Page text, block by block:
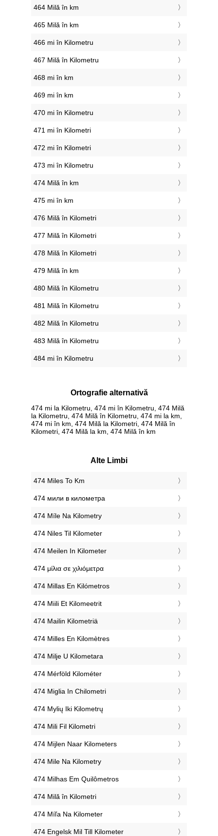
464 Milă în km
465 Milă în km
466 mi în Kilometru
467 Milă în Kilometru
468 mi în km
469 mi în km
470 mi în Kilometru
471 mi în Kilometri
472 mi în Kilometri
473 mi în Kilometru
474 Milă în km
475 mi în km
476 Milă în Kilometri
477 Milă în Kilometri
478 Milă în Kilometri
479 Milă în km
480 Milă în Kilometru
481 Milă în Kilometru
482 Milă în Kilometru
483 Milă în Kilometru
484 mi în Kilometru
Ortografie alternativă
474 mi la Kilometru, 474 mi în Kilometru, 474 Milă
la Kilometru, 474 Milă în Kilometru, 474 mi la km,
474 mi în km, 474 Milă la Kilometri, 474 Milă în
Kilometri, 474 Milă la km, 474 Milă în km
Alte Limbi
‎474 Miles To Km
‎474 мили в километра
‎474 Míle Na Kilometry
‎474 Niles Til Kilometer
‎474 Meilen In Kilometer
‎474 μίλια σε χιλιόμετρα
‎474 Millas En Kilómetros
‎474 Miili Et Kilomeetrit
‎474 Mailin Kilometriä
‎474 Milles En Kilomètres
‎474 Milje U Kilometara
‎474 Mérföld Kilométer
‎474 Miglia In Chilometri
‎474 Mylių Iki Kilometrų
‎474 Mili Fil Kilometri
‎474 Mijlen Naar Kilometers
‎474 Mile Na Kilometry
‎474 Milhas Em Quilômetros
‎474 Milă în Kilometri
‎474 Míľa Na Kilometer
‎474 Engelsk Mil Till Kilometer